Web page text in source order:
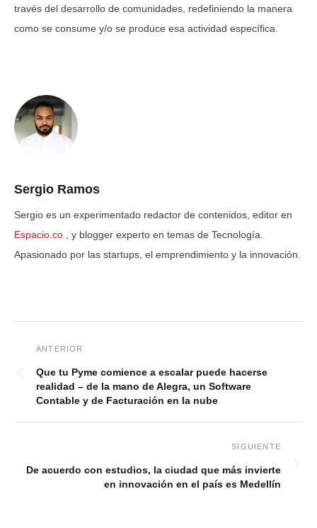
través del desarrollo de comunidades, redefiniendo la manera
como se consume y/o se produce esa actividad específica.
Sergio Ramos
Sergio es un experimentado redactor de contenidos, editor en
Espacio.co
, y blogger experto en temas de Tecnología.
Apasionado por las startups, el emprendimiento y la innovación.
Que tu Pyme comience a escalar puede hacerse
realidad – de la mano de Alegra, un Software
Contable y de Facturación en la nube
De acuerdo con estudios, la ciudad que más invierte
en innovación en el país es Medellín